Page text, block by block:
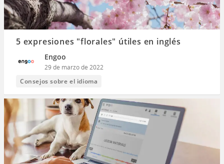
5 expresiones "florales" útiles en inglés
Engoo
29 de marzo de 2022
Consejos sobre el idioma